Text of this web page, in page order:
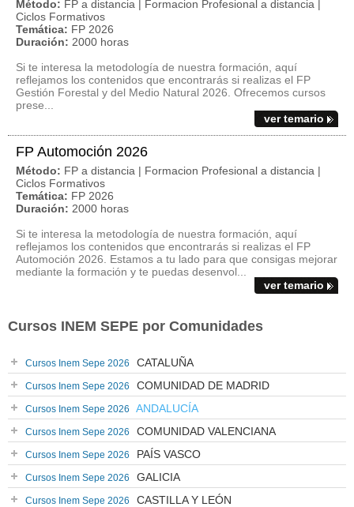
Método: FP a distancia | Formacion Profesional a distancia |
Ciclos Formativos
Temática: FP 2026
Duración: 2000 horas
Si te interesa la metodología de nuestra formación, aquí
reflejamos los contenidos que encontrarás si realizas el FP
Gestión Forestal y del Medio Natural 2026. Ofrecemos cursos
prese...
ver temario
FP Automoción 2026
Método: FP a distancia | Formacion Profesional a distancia |
Ciclos Formativos
Temática: FP 2026
Duración: 2000 horas
Si te interesa la metodología de nuestra formación, aquí
reflejamos los contenidos que encontrarás si realizas el FP
Automoción 2026. Estamos a tu lado para que consigas mejorar
mediante la formación y te puedas desenvol...
ver temario
Cursos INEM SEPE por Comunidades
Cursos Inem Sepe 2026 CATALUÑA
Cursos Inem Sepe 2026 COMUNIDAD DE MADRID
Cursos Inem Sepe 2026 ANDALUCÍA
Cursos Inem Sepe 2026 COMUNIDAD VALENCIANA
Cursos Inem Sepe 2026 PAÍS VASCO
Cursos Inem Sepe 2026 GALICIA
Cursos Inem Sepe 2026 CASTILLA Y LEÓN